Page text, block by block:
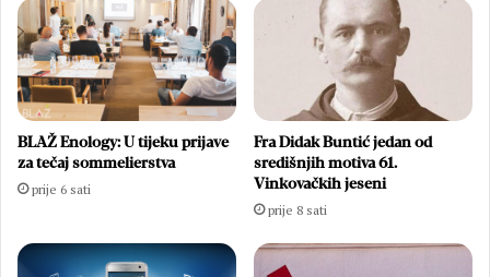
BLAŽ Enology: U tijeku prijave
za tečaj sommelierstva
prije 6 sati
Fra Didak Buntić jedan od
središnjih motiva 61.
Vinkovačkih jeseni
prije 8 sati